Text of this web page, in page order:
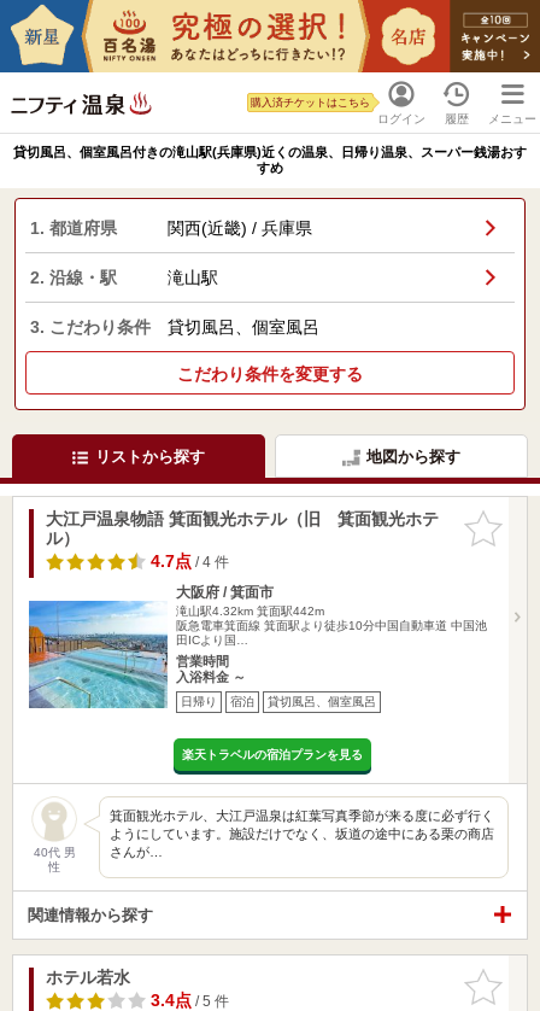
ログイン
購入済チケットはこちら
履歴 メニュー
貸切風呂、個室風呂付きの滝山駅(兵庫県)近くの温泉、日帰り温泉、スーパー銭湯おす
すめ
1. 都道府県 関西(近畿) / 兵庫県
2. 沿線・駅 滝山駅
3. こだわり条件 貸切風呂、個室風呂
こだわり条件を変更する
リストから探す 地図から探す
お気に入
りに追加
大江戸温泉物語 箕面観光ホテル（旧 箕面観光ホテ
ル）
4.7点/ 4 件
大阪府 / 箕面市
滝山駅4.32km 箕面駅442m
阪急電車箕面線 箕面駅より徒歩10分中国自動車道 中国池
田ICより国…
営業時間
入浴料金 ～
日帰り 宿泊 貸切風呂、個室風呂
楽天トラベルの宿泊プランを見る
40代 男
性
箕面観光ホテル、大江戸温泉は紅葉写真季節が来る度に必ず行く
ようにしています。施設だけでなく、坂道の途中にある栗の商店
さんが…
関連情報から探す
お気に入
りに追加
ホテル若水
3.4点/ 5 件